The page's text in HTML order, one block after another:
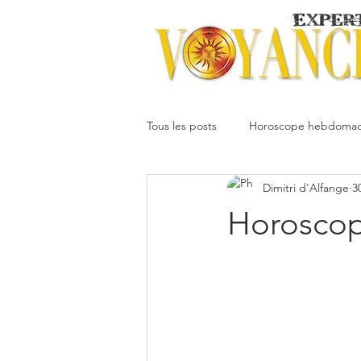
Tous les posts Horoscope
Votre communautéDimitri d'Alfange